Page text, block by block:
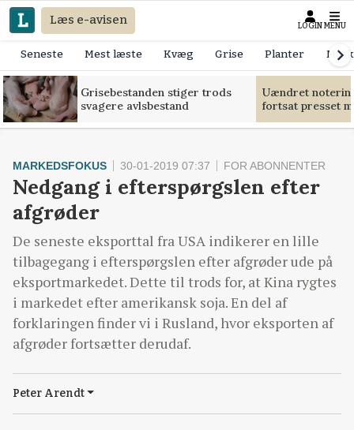
Læs e-avisen LOGIN MENU
Seneste Mest læste Kvæg Grise Planter
Grisebestanden stiger trods
svagere avlsbestand
Uændret
fortsat presset
MARKEDSFOKUS 30-01-2019 07:37 FOR ABONNENTER
Nedgang i efterspørgslen efter
afgrøder
De seneste eksporttal fra USA indikerer en lille
tilbagegang i efterspørgslen efter afgrøder ude på
eksportmarkedet. Dette til trods for, at Kina rygtes
i markedet efter amerikansk soja. En del af
forklaringen finder vi i Rusland, hvor eksporten af
afgrøder fortsætter derudaf.
Peter Arendt